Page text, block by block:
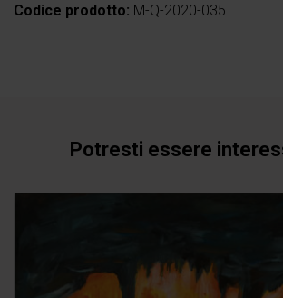
Codice prodotto: M-Q-2020-035
Potresti essere